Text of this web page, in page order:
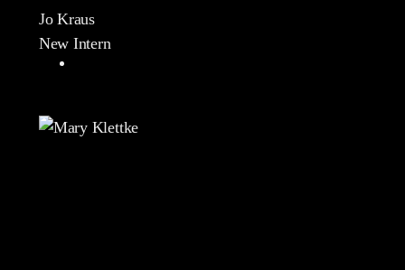
Jo Kraus
New Intern